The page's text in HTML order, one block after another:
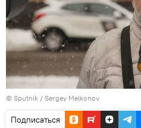
© Sputnik / Sergey Melkonov
Подписаться